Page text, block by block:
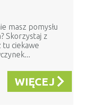
masz pomysłu
Skorzystaj z
tu ciekawe
WIĘCEJ